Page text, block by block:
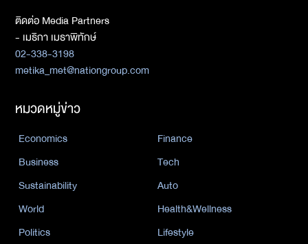
ติดต่อ Media Partners
- เมธิกา เมธาพิทักษ์
02-338-3198
metika_met@nationgroup.com
หมวดหมู่ข่าว
Economics
Finance
Business
Tech
Sustainability
Auto
World
Health&Wellness
Politics
Lifestyle